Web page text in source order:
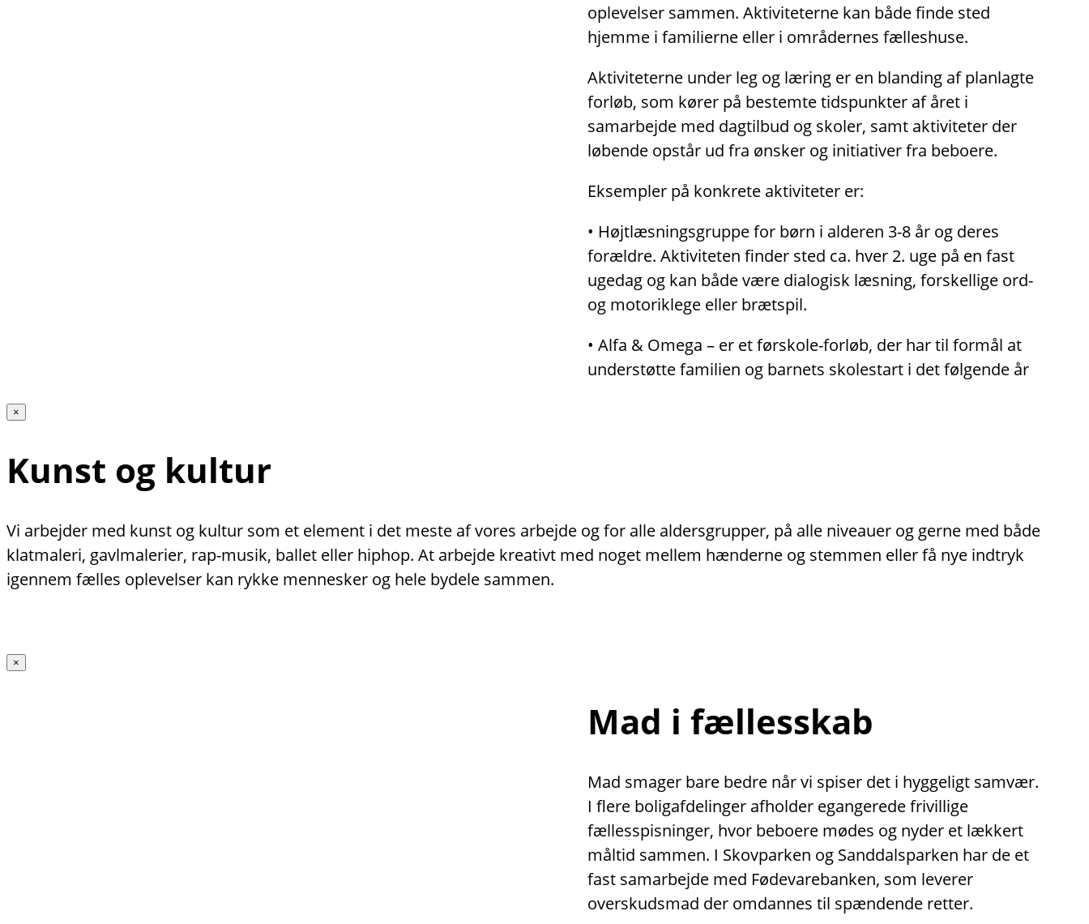
oplevelser sammen. Aktiviteterne kan både finde sted
hjemme i familierne eller i områdernes fælleshuse.
Aktiviteterne under leg og læring er en blanding af planlagte
forløb, som kører på bestemte tidspunkter af året i
samarbejde med dagtilbud og skoler, samt aktiviteter der
løbende opstår ud fra ønsker og initiativer fra beboere.
Eksempler på konkrete aktiviteter er:
• Højtlæsningsgruppe for børn i alderen 3-8 år og deres
forældre. Aktiviteten finder sted ca. hver 2. uge på en fast
ugedag og kan både være dialogisk læsning, forskellige ord-
og motoriklege eller brætspil.
• Alfa & Omega – er et førskole-forløb, der har til formål at
understøtte familien og barnets skolestart i det følgende år
×
Kunst og kultur
Vi arbejder med kunst og kultur som et element i det meste af vores arbejde og for alle aldersgrupper, på alle niveauer og gerne med både
klatmaleri, gavlmalerier, rap-musik, ballet eller hiphop. At arbejde kreativt med noget mellem hænderne og stemmen eller få nye indtryk
igennem fælles oplevelser kan rykke mennesker og hele bydele sammen.
×
Mad i fællesskab
Mad smager bare bedre når vi spiser det i hyggeligt samvær.
I flere boligafdelinger afholder egangerede frivillige
fællesspisninger, hvor beboere mødes og nyder et lækkert
måltid sammen. I Skovparken og Sanddalsparken har de et
fast samarbejde med Fødevarebanken, som leverer
overskudsmad der omdannes til spændende retter.